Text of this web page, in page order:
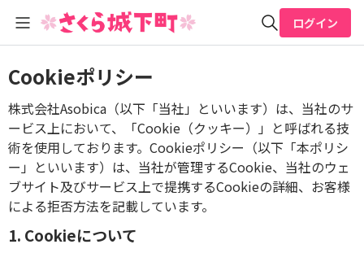
全体検索
検索
ログイン
Cookieポリシー
株式会社Asobica（以下「当社」といいます）は、当社のサ
ービス上において、「Cookie（クッキー）」と呼ばれる技
術を使用しております。Cookieポリシー（以下「本ポリシ
ー」といいます）は、当社が管理するCookie、当社のウェ
ブサイト及びサービス上で提携するCookieの詳細、お客様
による拒否方法を記載しています。
1. Cookieについて